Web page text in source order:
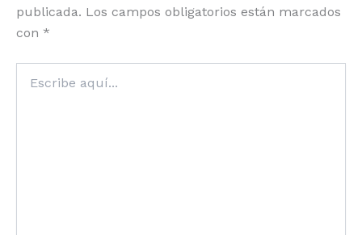
publicada. Los campos obligatorios están marcados
con *
aquí...